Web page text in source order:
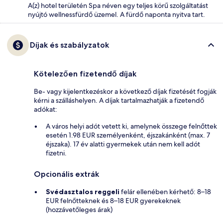
A(z) hotel területén Spa néven egy teljes körű szolgáltatást
nyújtó wellnessfürdő üzemel. A fürdő naponta nyitva tart.
Díjak és szabályzatok
Kötelezően fizetendő díjak
Be- vagy kijelentkezéskor a következő díjak fizetését fogják
kérni a szálláshelyen. A díjak tartalmazhatják a fizetendő
adókat:
A város helyi adót vetett ki, amelynek összege felnőttek
esetén 1.98 EUR személyenként, éjszakánként (max. 7
éjszaka). 17 év alatti gyermekek után nem kell adót
fizetni.
Opcionális extrák
Svédasztalos reggeli felár ellenében kérhető: 8–18
EUR felnőtteknek és 8–18 EUR gyerekeknek
(hozzávetőleges árak)